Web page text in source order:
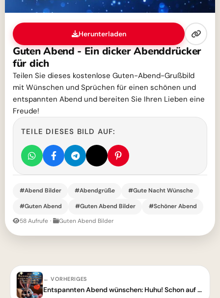
Herunterladen
Guten Abend - Ein dicker Abenddrücker
für dich
Teilen Sie dieses kostenlose Guten-Abend-Grußbild
mit Wünschen und Sprüchen für einen schönen und
entspannten Abend und bereiten Sie Ihren Lieben eine
Freude!
TEILE DIESES BILD AUF:
#Abend Bilder #Abendgrüße
#Gute Nacht Wünsche
#Guten Abend
#Guten Abend Bilder
#Schöner Abend
58 Aufrufe · Guten Abend Bilder
← VORHERIGES
Entspannten Abend wünschen: Huhu! Schon auf der Couch? – Guten-Abend-Grußbild